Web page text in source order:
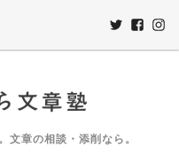
文章の相談・添削なら。